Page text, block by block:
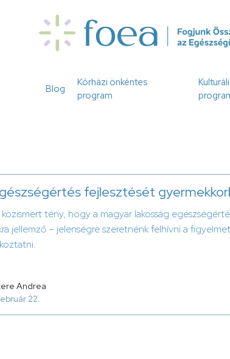
Blog
Kórházi önkéntes
program
fejlesztését
közismert tény, hogy a magyar lakosság
jellemző – jelenségre szeretnénk felhívni a
Andrea
22.